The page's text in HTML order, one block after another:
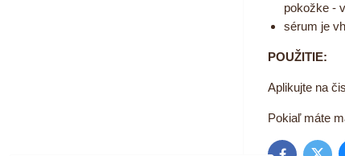
pokožke -
sérum je
POUŽITIE:
Aplikujte na
Pokiaľ máte